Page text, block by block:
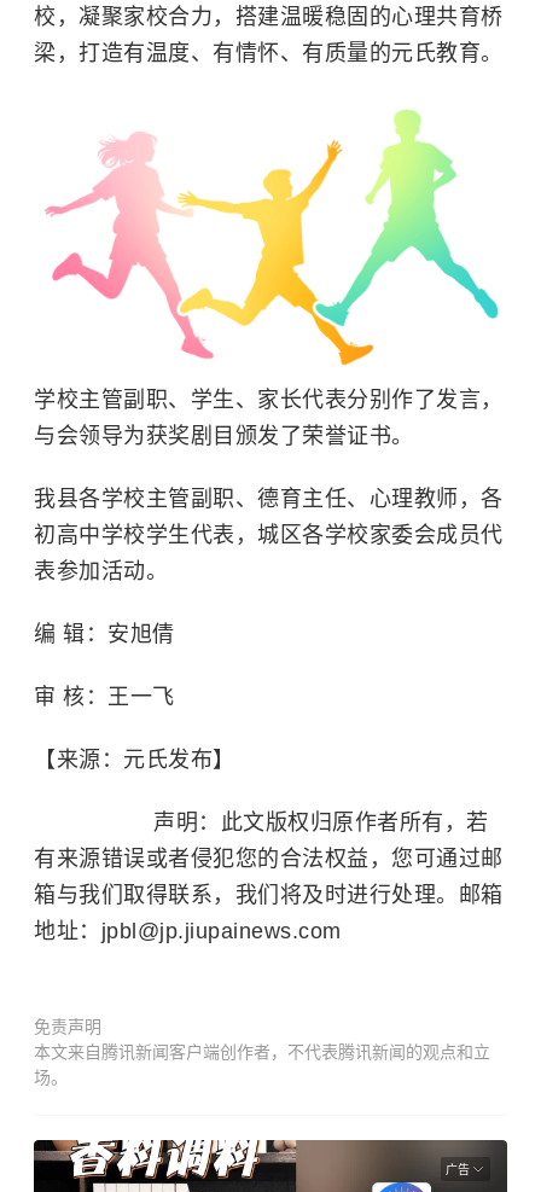
校，凝聚家校合力，搭建温暖稳固的心理共育桥
梁，打造有温度、有情怀、有质量的元氏教育。
学校主管副职、学生、家长代表分别作了发言，
与会领导为获奖剧目颁发了荣誉证书。
我县各学校主管副职、德育主任、心理教师，各
初高中学校学生代表，城区各学校家委会成员代
表参加活动。
编 辑：安旭倩
审 核：王一飞
【来源：元氏发布】
声明：此文版权归原作者所有，若
有来源错误或者侵犯您的合法权益，您可通过邮
箱与我们取得联系，我们将及时进行处理。邮箱
地址：jpbl@jp.jiupainews.com
免责声明
本文来自腾讯新闻客户端创作者，不代表腾讯新闻的观点和立
场。
广告